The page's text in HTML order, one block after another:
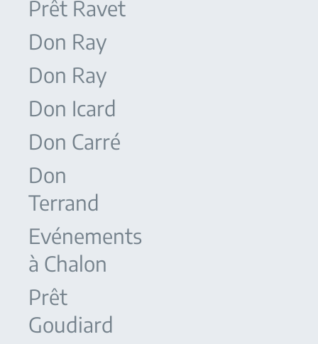
Prêt Ravet
Don Ray
Don Ray
Don Icard
Don Carré
Don
Terrand
Evénements
à Chalon
Prêt
Goudiard